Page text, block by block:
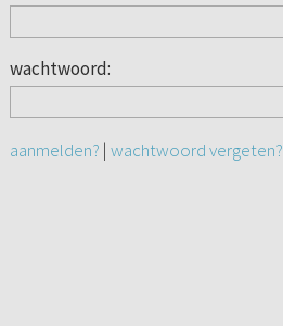
wachtwoord:
aanmelden? | wachtwoord vergeten?